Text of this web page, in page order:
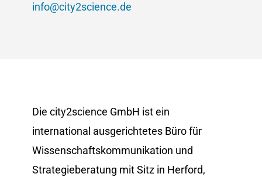
info@city2science.de
Die city2science GmbH ist ein
international ausgerichtetes Büro für
Wissenschaftskommunikation und
Strategieberatung mit Sitz in Herford,